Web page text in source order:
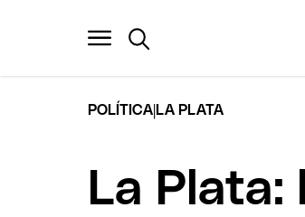
POLÍTICA LA PLATA
La